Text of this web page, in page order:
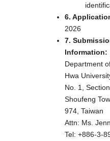
6.
2026
7.
Information:
Department
Hwa
No. 1,
Shoufeng
974, Taiwan
Attn: Ms.
Tel: +886-3-